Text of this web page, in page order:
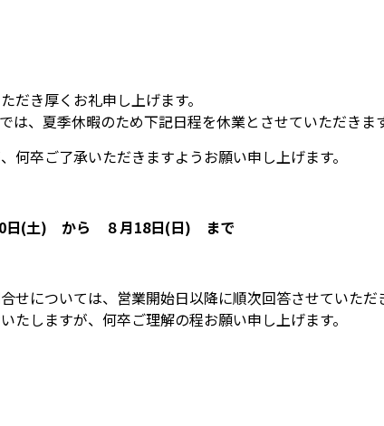
だき厚くお礼申し上げます。
は、夏季休暇のため下記日程を休業とさせていただきます
何卒ご了承いただきますようお願い申し上げます。
日(土) から ８月18日(日) まで
せについては、営業開始日以降に順次回答させていただ
たしますが、何卒ご理解の程お願い申し上げます。